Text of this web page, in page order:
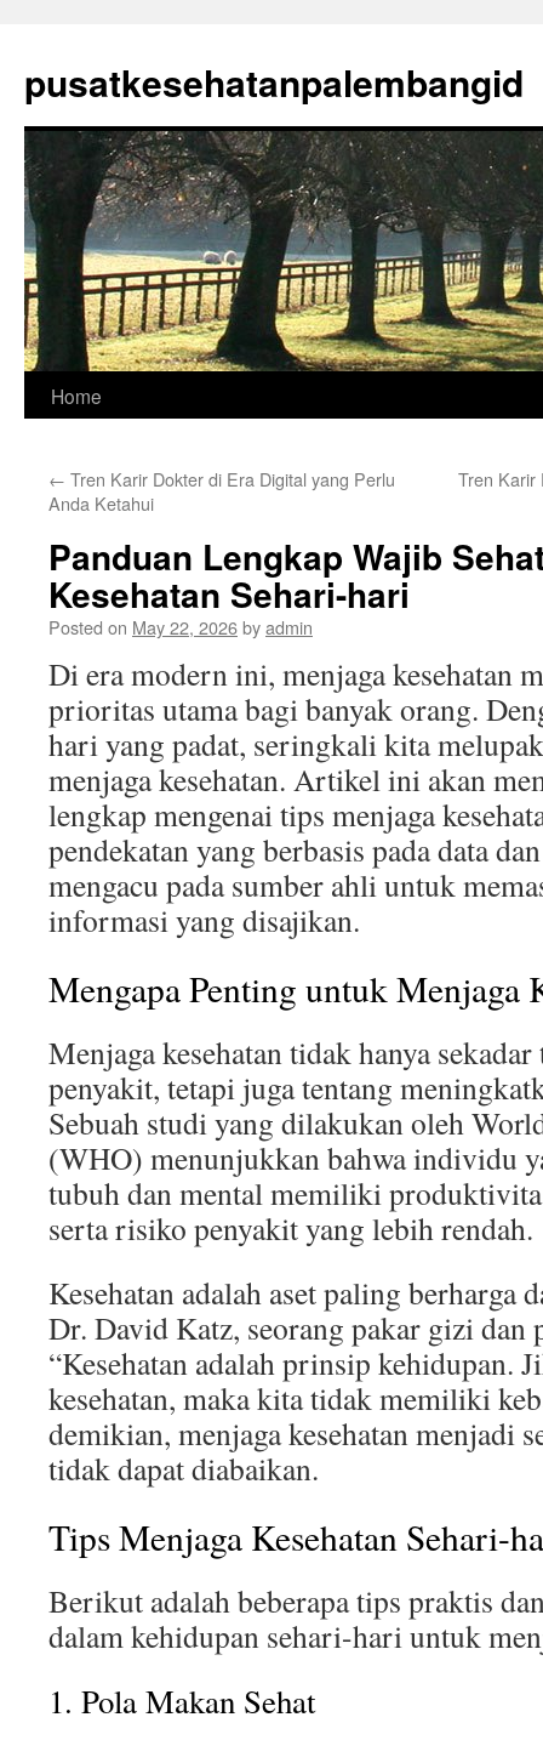
content
pusatkesehatanpalembangid
Home
← Tren Karir Dokter di Era Digital yang Perlu
Anda Ketahui
Tren Karir
Panduan Lengkap Wajib
Kesehatan Sehari-hari
Posted on May 22, 2026byadmin
Di era modern ini, menjaga kesehatan
prioritas utama bagi banyak orang.
hari yang padat, seringkali kita
menjaga kesehatan. Artikel ini akan
lengkap mengenai tips menjaga
pendekatan yang berbasis pada data
mengacu pada sumber ahli untuk
informasi yang disajikan.
Mengapa Penting untuk Menjaga
Menjaga kesehatan tidak hanya
penyakit, tetapi juga tentang
Sebuah studi yang dilakukan oleh
(WHO) menunjukkan bahwa individu
tubuh dan mental memiliki
serta risiko penyakit yang lebih rendah.
Kesehatan adalah aset paling berharga
Dr. David Katz, seorang pakar gizi dan
“Kesehatan adalah prinsip kehidupan.
kesehatan, maka kita tidak memiliki
demikian, menjaga kesehatan menjadi
tidak dapat diabaikan.
Tips Menjaga Kesehatan Sehari-
Berikut adalah beberapa tips praktis
dalam kehidupan sehari-hari untuk
1. Pola Makan Sehat